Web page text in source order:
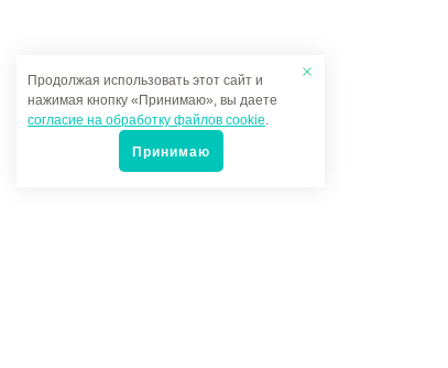
Продолжая использовать этот сайт и
нажимая кнопку «Принимаю», вы даете
согласие на обработку файлов cookie.
Принимаю